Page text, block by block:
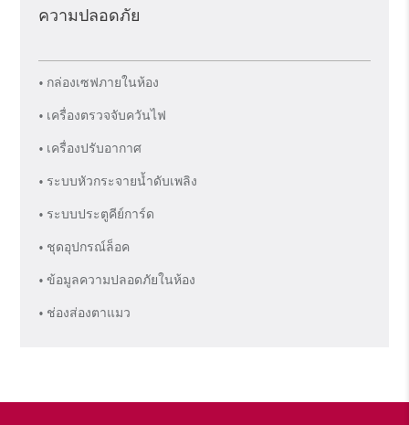
ความปลอดภัย
• กล่องเซฟภายในห้อง
• เครื่องตรวจจับควันไฟ
• เครื่องปรับอากาศ
• ระบบหัวกระจายน้ำดับเพลิง
• ระบบประตูคีย์การ์ด
• ชุดอุปกรณ์ล็อค
• ข้อมูลความปลอดภัยในห้อง
• ช่องส่องตาแมว